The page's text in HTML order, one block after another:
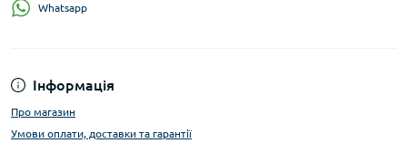
Інформація
Про магазин
Умови оплати, доставки та гарантії
Whatsapp